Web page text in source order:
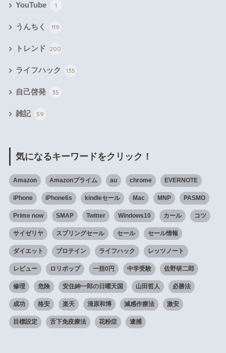
YouTube 1
うんちく 119
トレンド 200
ライフハック 135
自己啓発 35
雑記 59
気になるキーワードをクリック！
Amazon Amazonプライム au chrome EVERNOTE
iPhone iPhone6s kindleセール Mac MNP PASMO
Prime now SMAP Twitter Windows10 カール コツ
サイゼリヤ スプリングセール セール セール情報
ダイエット プロテイン ライフハック レッツノート
レビュー ロリポップ 一括0円 中学受験 佐野研二郎
修理 危険 安住紳一郎の日曜天国 山田哲人 必勝法
成功 格安 楽天 清原和博 減感作療法 激安
目標設定 舌下免疫療法 花粉症 逮捕